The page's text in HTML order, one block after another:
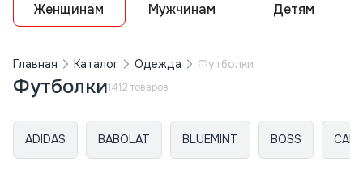
Женщинам Мужчинам Детям
Главная Каталог Одежда Футболки
Футболки1412 товаров
ADIDAS BABOLAT BLUEMINT BOSS